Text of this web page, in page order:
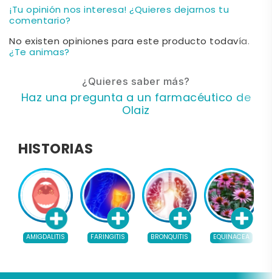
¡Tu opinión nos interesa! ¿Quieres dejarnos tu
comentario?
No existen opiniones para este producto todavía.
¿Te animas?
¿Quieres saber más?
Haz una pregunta a un farmacéutico de
Olaiz
HISTORIAS
AMIGDALITIS FARINGITIS BRONQUITIS EQUINACEA